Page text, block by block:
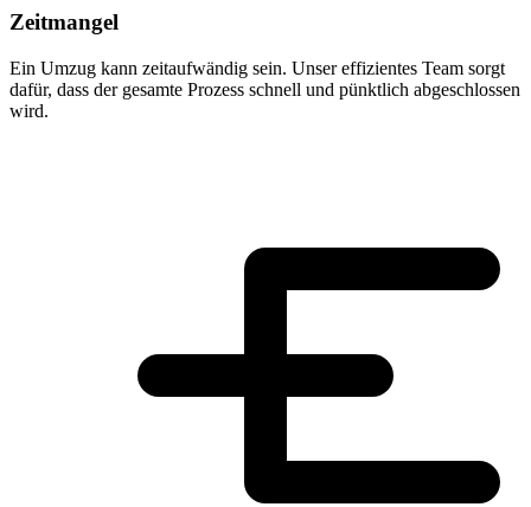
Zeitmangel
Ein Umzug kann zeitaufwändig sein. Unser effizientes Team sorgt
dafür, dass der gesamte Prozess schnell und pünktlich abgeschlossen
wird.